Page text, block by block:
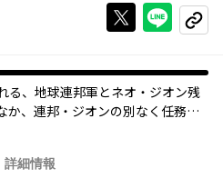
Xで投稿する
ライン
コピー
る、地球連邦軍とネオ・ジオン残
か、連邦・ジオンの別なく任務を
黙していたアージェント・キール
詳細情報